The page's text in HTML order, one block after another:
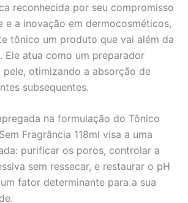
reconhecida por seu compromisso
e a inovação em dermocosméticos,
tônico um produto que vai além da
Ele atua como um preparador
pele, otimizando a absorção de
subsequentes.
na formulação do Tônico
Fragrância 118ml visa a uma
purificar os poros, controlar a
sem ressecar, e restaurar o pH
fator determinante para a sua